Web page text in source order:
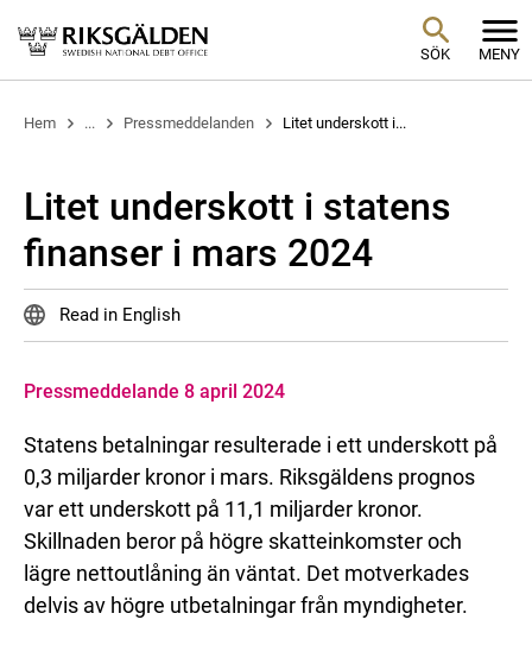
SÖK MENY
Hem ... Pressmeddelanden Litet underskott i...
Litet underskott i statens
finanser i mars 2024
Read in English
Pressmeddelande 8 april 2024
Statens betalningar resulterade i ett underskott på
0,3 miljarder kronor i mars. Riksgäldens prognos
var ett underskott på 11,1 miljarder kronor.
Skillnaden beror på högre skatteinkomster och
lägre nettoutlåning än väntat. Det motverkades
delvis av högre utbetalningar från myndigheter.